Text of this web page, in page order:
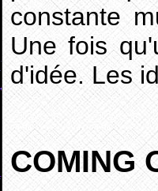
constante
Une fois
d'idée. Les
COMING